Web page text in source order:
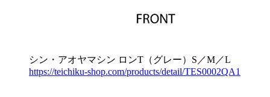
シン・アオヤマシン ロンT（グレー）S／M／L
https://teichiku-shop.com/products/detail/TES0002QA1